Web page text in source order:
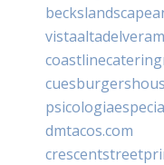
dmtacos.com